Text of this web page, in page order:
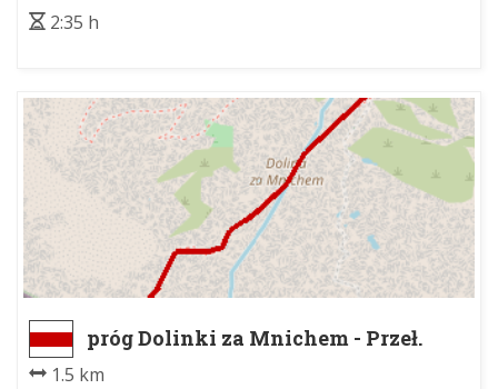
2:35 h
próg Dolinki za Mnichem - Przeł.
Wrota Chałubińskiego
1.5 km